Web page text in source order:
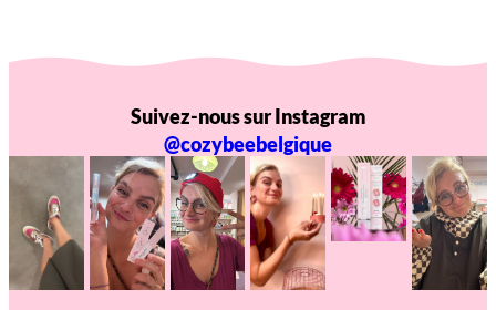
Suivez-nous sur Instagram
@cozybeebelgique